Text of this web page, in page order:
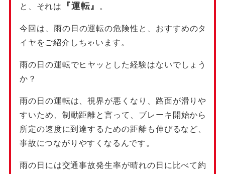
と、それは 『運転』 。
今回は、雨の日の運転の危険性と、おすすめのタ
イヤをご紹介しちゃいます。
雨の日の運転でヒヤッとした経験はないでしょう
か？
雨の日の運転は、視界が悪くなり、路面が滑りや
すいため、制動距離と言って、ブレーキ開始から
所定の速度に到達するための距離も伸びるなど、
事故につながりやすくなるんです。
雨の日には交通事故発生率が晴れの日に比べて約